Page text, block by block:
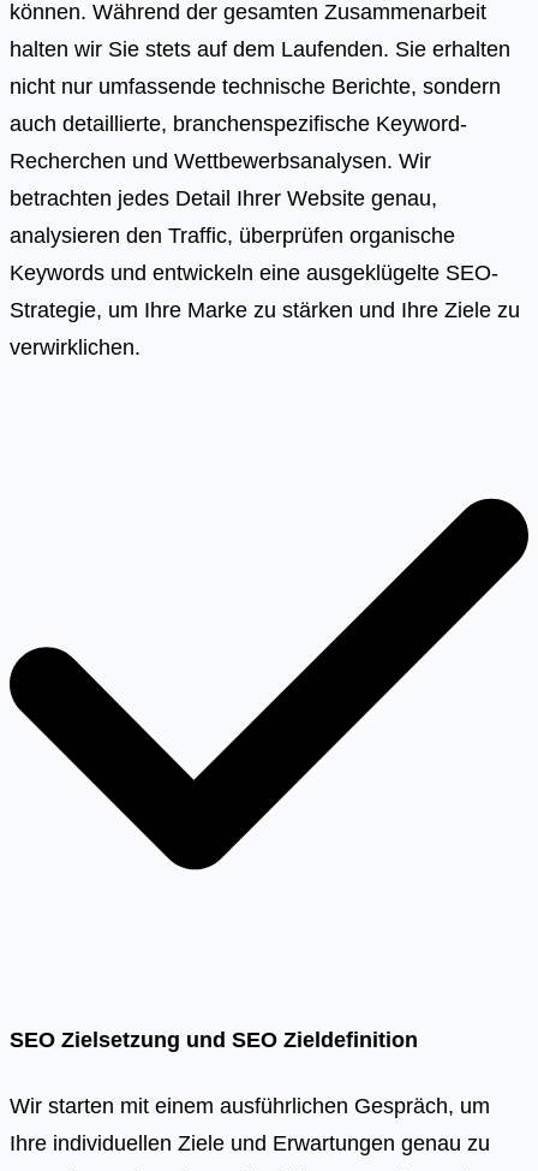
können. Während der gesamten Zusammenarbeit
halten wir Sie stets auf dem Laufenden. Sie erhalten
nicht nur umfassende technische Berichte, sondern
auch detaillierte, branchenspezifische Keyword-
Recherchen und Wettbewerbsanalysen. Wir
betrachten jedes Detail Ihrer Website genau,
analysieren den Traffic, überprüfen organische
Keywords und entwickeln eine ausgeklügelte SEO-
Strategie, um Ihre Marke zu stärken und Ihre Ziele zu
verwirklichen.
SEO Zielsetzung und SEO Zieldefinition
Wir starten mit einem ausführlichen Gespräch, um
Ihre individuellen Ziele und Erwartungen genau zu